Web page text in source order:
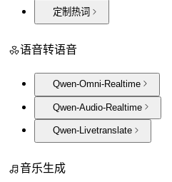
定制热词
语音转语音
Qwen-Omni-Realtime
Qwen-Audio-Realtime
Qwen-Livetranslate
音乐生成